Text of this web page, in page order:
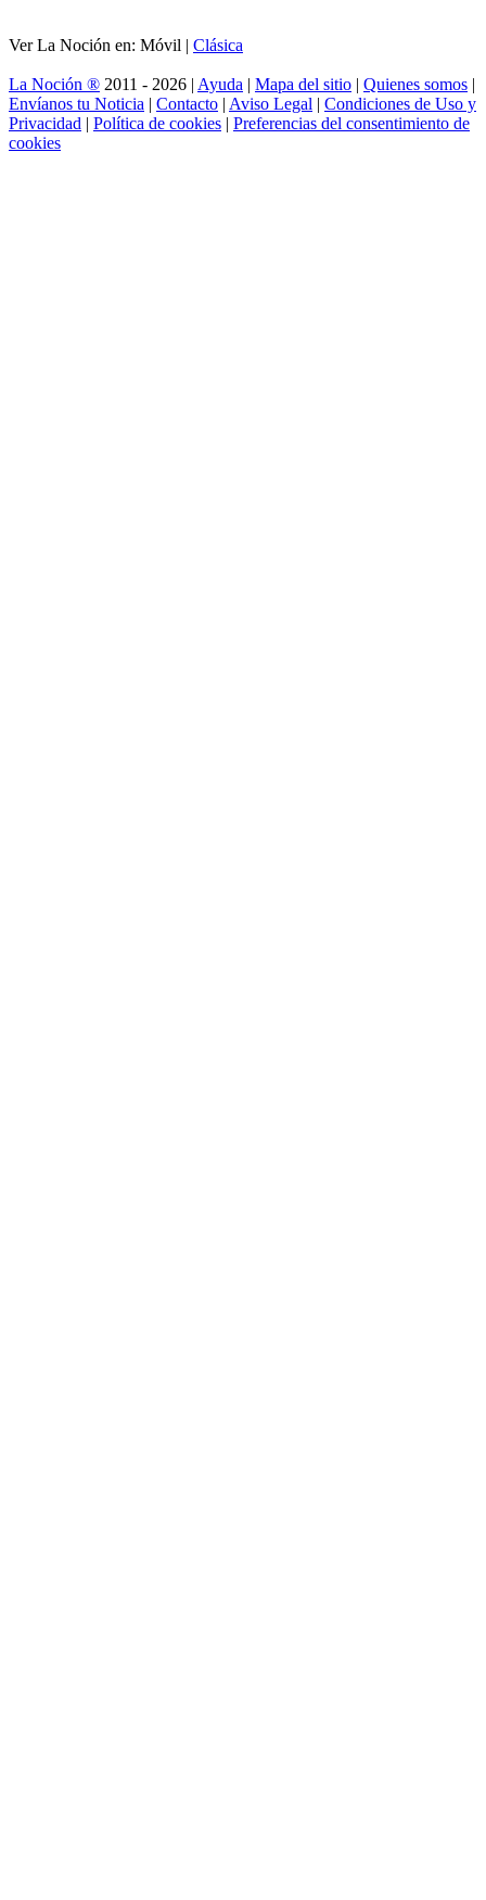
Ver La Noción en: Móvil | Clásica
La Noción ® 2011 - 2026 | Ayuda | Mapa del sitio | Quienes somos |
Envíanos tu Noticia | Contacto | Aviso Legal | Condiciones de Uso y
Privacidad | Política de cookies | Preferencias del consentimiento de
cookies